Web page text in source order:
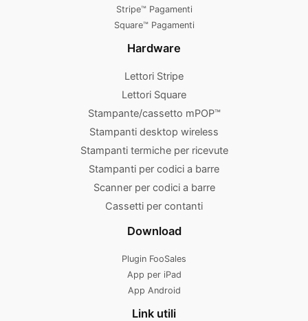
Stripe™ Pagamenti
Square™ Pagamenti
Hardware
Lettori Stripe
Lettori Square
Stampante/cassetto mPOP™
Stampanti desktop wireless
Stampanti termiche per ricevute
Stampanti per codici a barre
Scanner per codici a barre
Cassetti per contanti
Download
Plugin FooSales
App per iPad
App Android
Link utili